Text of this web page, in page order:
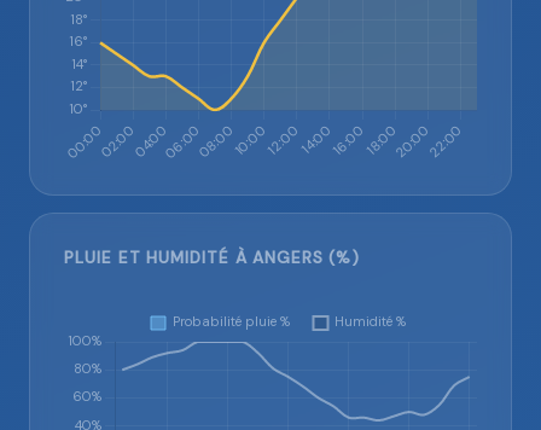
PLUIE ET HUMIDITÉ À ANGERS (%)